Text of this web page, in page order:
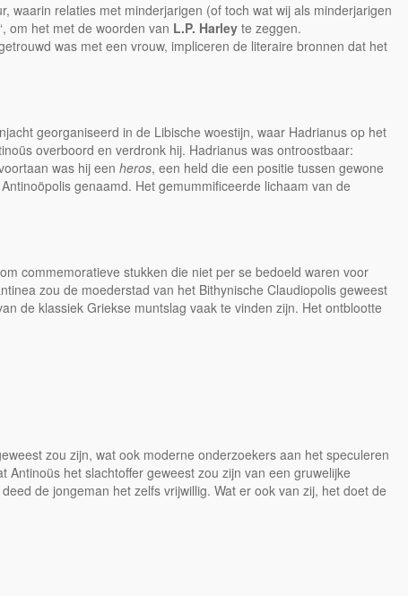
waarin relaties met minderjarigen (of toch wat wij als minderjarigen
om het met de woorden van L.P. Harley te zeggen.
was met een vrouw, impliceren de literaire bronnen dat het
georganiseerd in de Libische woestijn, waar Hadrianus op het
overboord en verdronk hij. Hadrianus was ontroostbaar:
was hij een heros, een held die een positie tussen gewone
genaamd. Het gemummificeerde lichaam van de
commemoratieve stukken die niet per se bedoeld waren voor
zou de moederstad van het Bithynische Claudiopolis geweest
de klassiek Griekse muntslag vaak te vinden zijn. Het ontblootte
zou zijn, wat ook moderne onderzoekers aan het speculeren
het slachtoffer geweest zou zijn van een gruwelijke
de jongeman het zelfs vrijwillig. Wat er ook van zij, het doet de